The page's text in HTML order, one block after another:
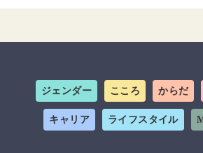
ジェンダー こころ からだ
キャリア ライフスタイル